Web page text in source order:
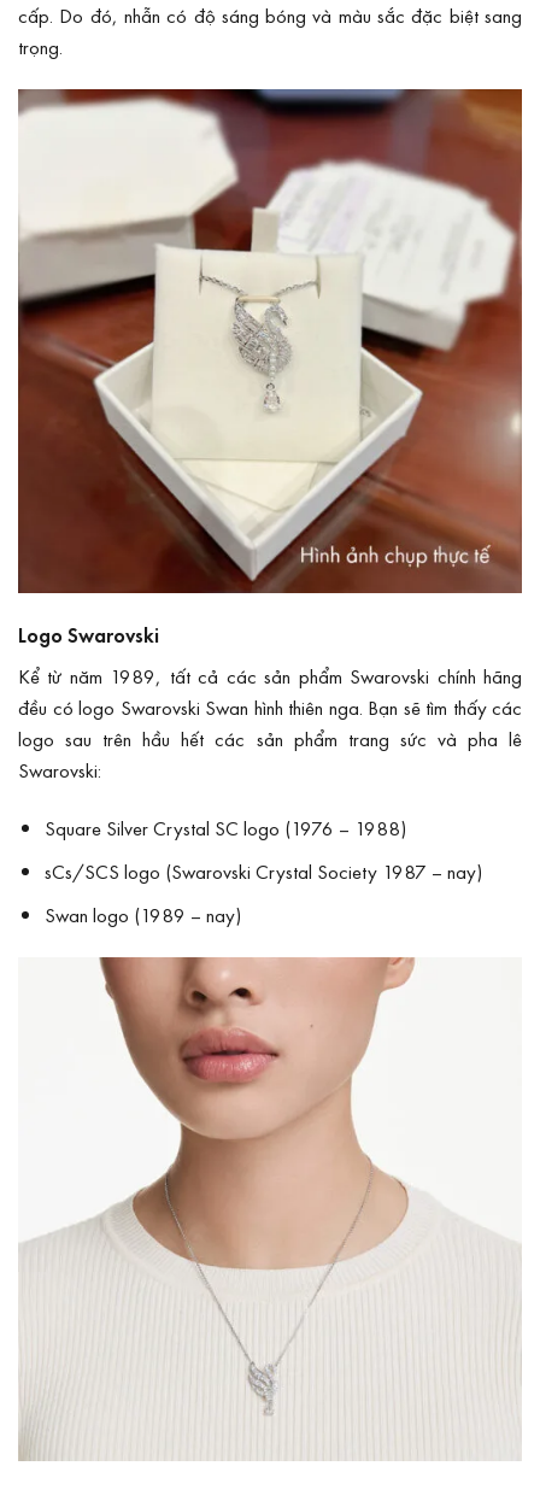
cấp. Do đó, nhẫn có độ sáng bóng và màu sắc đặc biệt sang
trọng.
Logo Swarovski
Kể từ năm 1989, tất cả các sản phẩm Swarovski chính hãng
đều có logo Swarovski Swan hình thiên nga. Bạn sẽ tìm thấy các
logo sau trên hầu hết các sản phẩm trang sức và pha lê
Swarovski:
Square Silver Crystal SC logo (1976 – 1988)
sCs/SCS logo (Swarovski Crystal Society 1987 – nay)
Swan logo (1989 – nay)